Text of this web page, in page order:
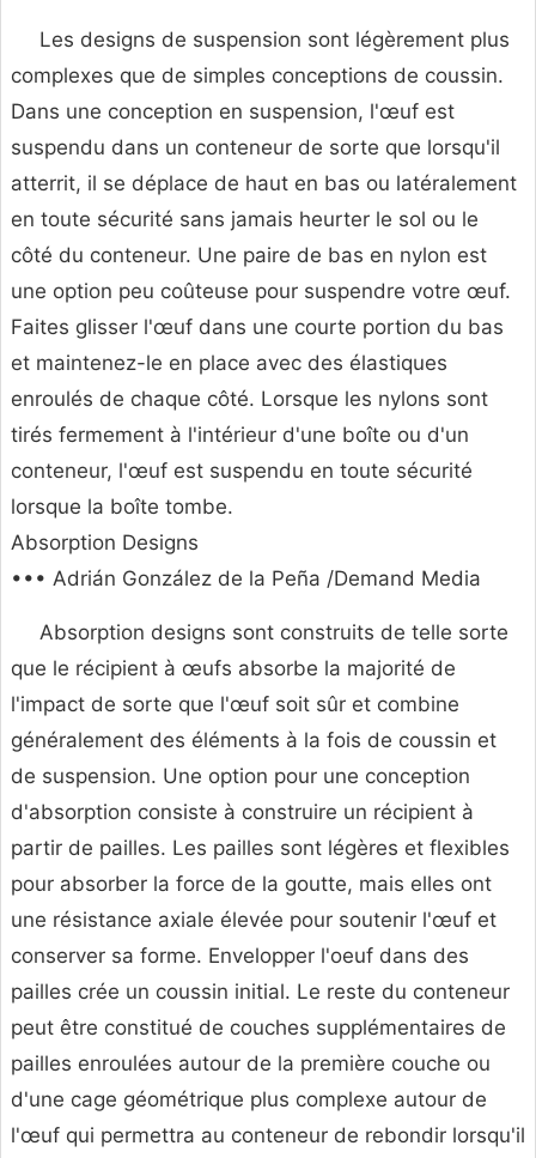
Les designs de suspension sont légèrement plus
complexes que de simples conceptions de coussin.
Dans une conception en suspension, l'œuf est
suspendu dans un conteneur de sorte que lorsqu'il
atterrit, il se déplace de haut en bas ou latéralement
en toute sécurité sans jamais heurter le sol ou le
côté du conteneur. Une paire de bas en nylon est
une option peu coûteuse pour suspendre votre œuf.
Faites glisser l'œuf dans une courte portion du bas
et maintenez-le en place avec des élastiques
enroulés de chaque côté. Lorsque les nylons sont
tirés fermement à l'intérieur d'une boîte ou d'un
conteneur, l'œuf est suspendu en toute sécurité
lorsque la boîte tombe.
Absorption Designs
••• Adrián González de la Peña /Demand Media
Absorption designs sont construits de telle sorte
que le récipient à œufs absorbe la majorité de
l'impact de sorte que l'œuf soit sûr et combine
généralement des éléments à la fois de coussin et
de suspension. Une option pour une conception
d'absorption consiste à construire un récipient à
partir de pailles. Les pailles sont légères et flexibles
pour absorber la force de la goutte, mais elles ont
une résistance axiale élevée pour soutenir l'œuf et
conserver sa forme. Envelopper l'oeuf dans des
pailles crée un coussin initial. Le reste du conteneur
peut être constitué de couches supplémentaires de
pailles enroulées autour de la première couche ou
d'une cage géométrique plus complexe autour de
l'œuf qui permettra au conteneur de rebondir lorsqu'il